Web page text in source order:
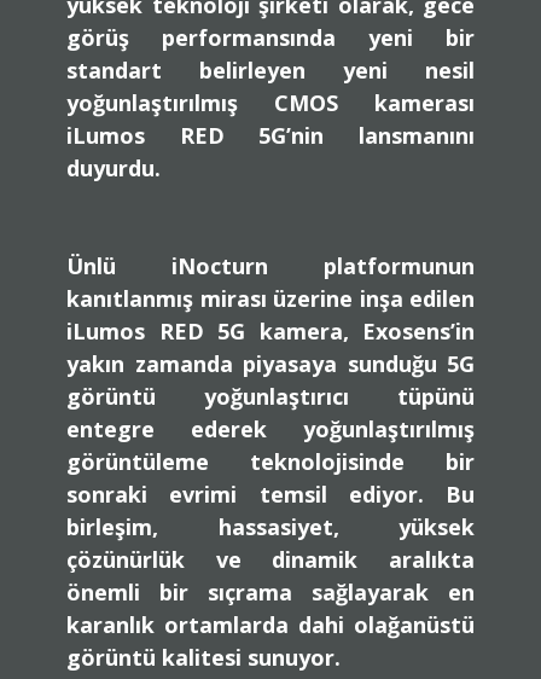
görüş performansında yeni bir
standart belirleyen yeni nesil
yoğunlaştırılmış CMOS kamerası
iLumos RED 5G’nin lansmanını
duyurdu.
Ünlü iNocturn platformunun
kanıtlanmış mirası üzerine inşa edilen
iLumos RED 5G kamera, Exosens’in
yakın zamanda piyasaya sunduğu 5G
görüntü yoğunlaştırıcı tüpünü
entegre ederek yoğunlaştırılmış
görüntüleme teknolojisinde bir
sonraki evrimi temsil ediyor. Bu
birleşim, hassasiyet, yüksek
çözünürlük ve dinamik aralıkta
önemli bir sıçrama sağlayarak en
karanlık ortamlarda dahi olağanüstü
görüntü kalitesi sunuyor.